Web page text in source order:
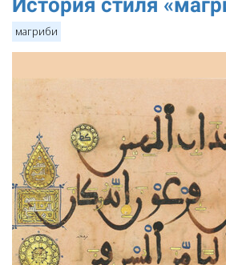
История стиля
магриби